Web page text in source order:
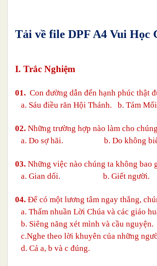
Tải về file DPF A4 Vui Học
I. Trắc Nghiệm
01. Con đường dẫn đến hạnh phúc thật
a. Sáu điều răn Hội Thánh.
b. Tám
02. Những trường hợp nào làm cho
a. Do sợ hãi. b. Do không
03. Những việc nào chúng ta không bao
a. Gian dối. b. Giết người.
04. Để có một lương tâm ngay thẳng,
a. Thấm nhuần Lời Chúa và các giáo
b. Siêng năng xét mình và cầu nguyện.
c.Nghe theo lời khuyên của những
d. Cả a, b và c đúng.